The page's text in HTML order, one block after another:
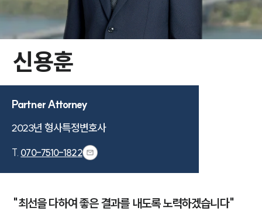
신용훈
Partner Attorney
2023년 형사특정변호사
T. 070-7510-1822
"최선을 다하여 좋은 결과를 내도록 노력하겠습니다"